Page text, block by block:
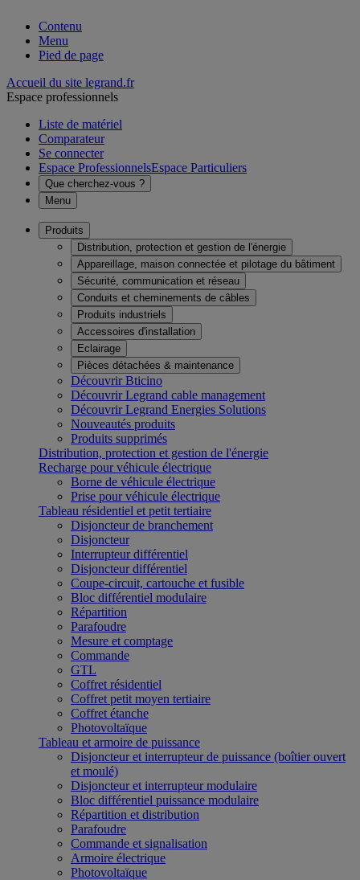
Contenu
Menu
Pied de page
Accueil du site legrand.fr
Espace professionnels
Liste de matériel
Comparateur
Se connecter
Espace ProfessionnelsEspace Particuliers
Que cherchez-vous ?
Menu
Produits
Distribution, protection et gestion de l'énergie
Appareillage, maison connectée et pilotage du bâtiment
Sécurité, communication et réseau
Conduits et cheminements de câbles
Produits industriels
Accessoires d'installation
Eclairage
Pièces détachées & maintenance
Découvrir Bticino
Découvrir Legrand cable management
Découvrir Legrand Energies Solutions
Nouveautés produits
Produits supprimés
Distribution, protection et gestion de l'énergie
Recharge pour véhicule électrique
Borne de véhicule électrique
Prise pour véhicule électrique
Tableau résidentiel et petit tertiaire
Disjoncteur de branchement
Disjoncteur
Interrupteur différentiel
Disjoncteur différentiel
Coupe-circuit, cartouche et fusible
Bloc différentiel modulaire
Répartition
Parafoudre
Mesure et comptage
Commande
GTL
Coffret résidentiel
Coffret petit moyen tertiaire
Coffret étanche
Photovoltaïque
Tableau et armoire de puissance
Disjoncteur et interrupteur de puissance (boîtier ouvert
et moulé)
Disjoncteur et interrupteur modulaire
Bloc différentiel puissance modulaire
Répartition et distribution
Parafoudre
Commande et signalisation
Armoire électrique
Photovoltaïque